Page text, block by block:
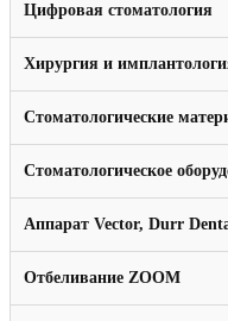
Цифровая стоматология
Хирургия и
Стоматологические
Стоматологическое
Аппарат Vector, Durr
Отбеливание ZOOM